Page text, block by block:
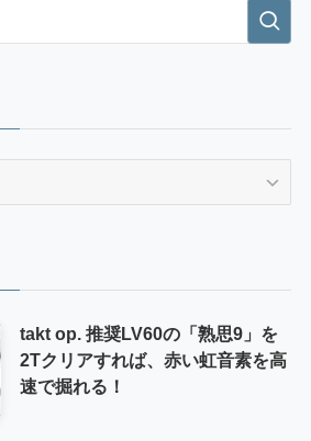
takt op. 推奨LV60の「熟思9」を
2Tクリアすれば、赤い虹音素を高
速で掘れる！